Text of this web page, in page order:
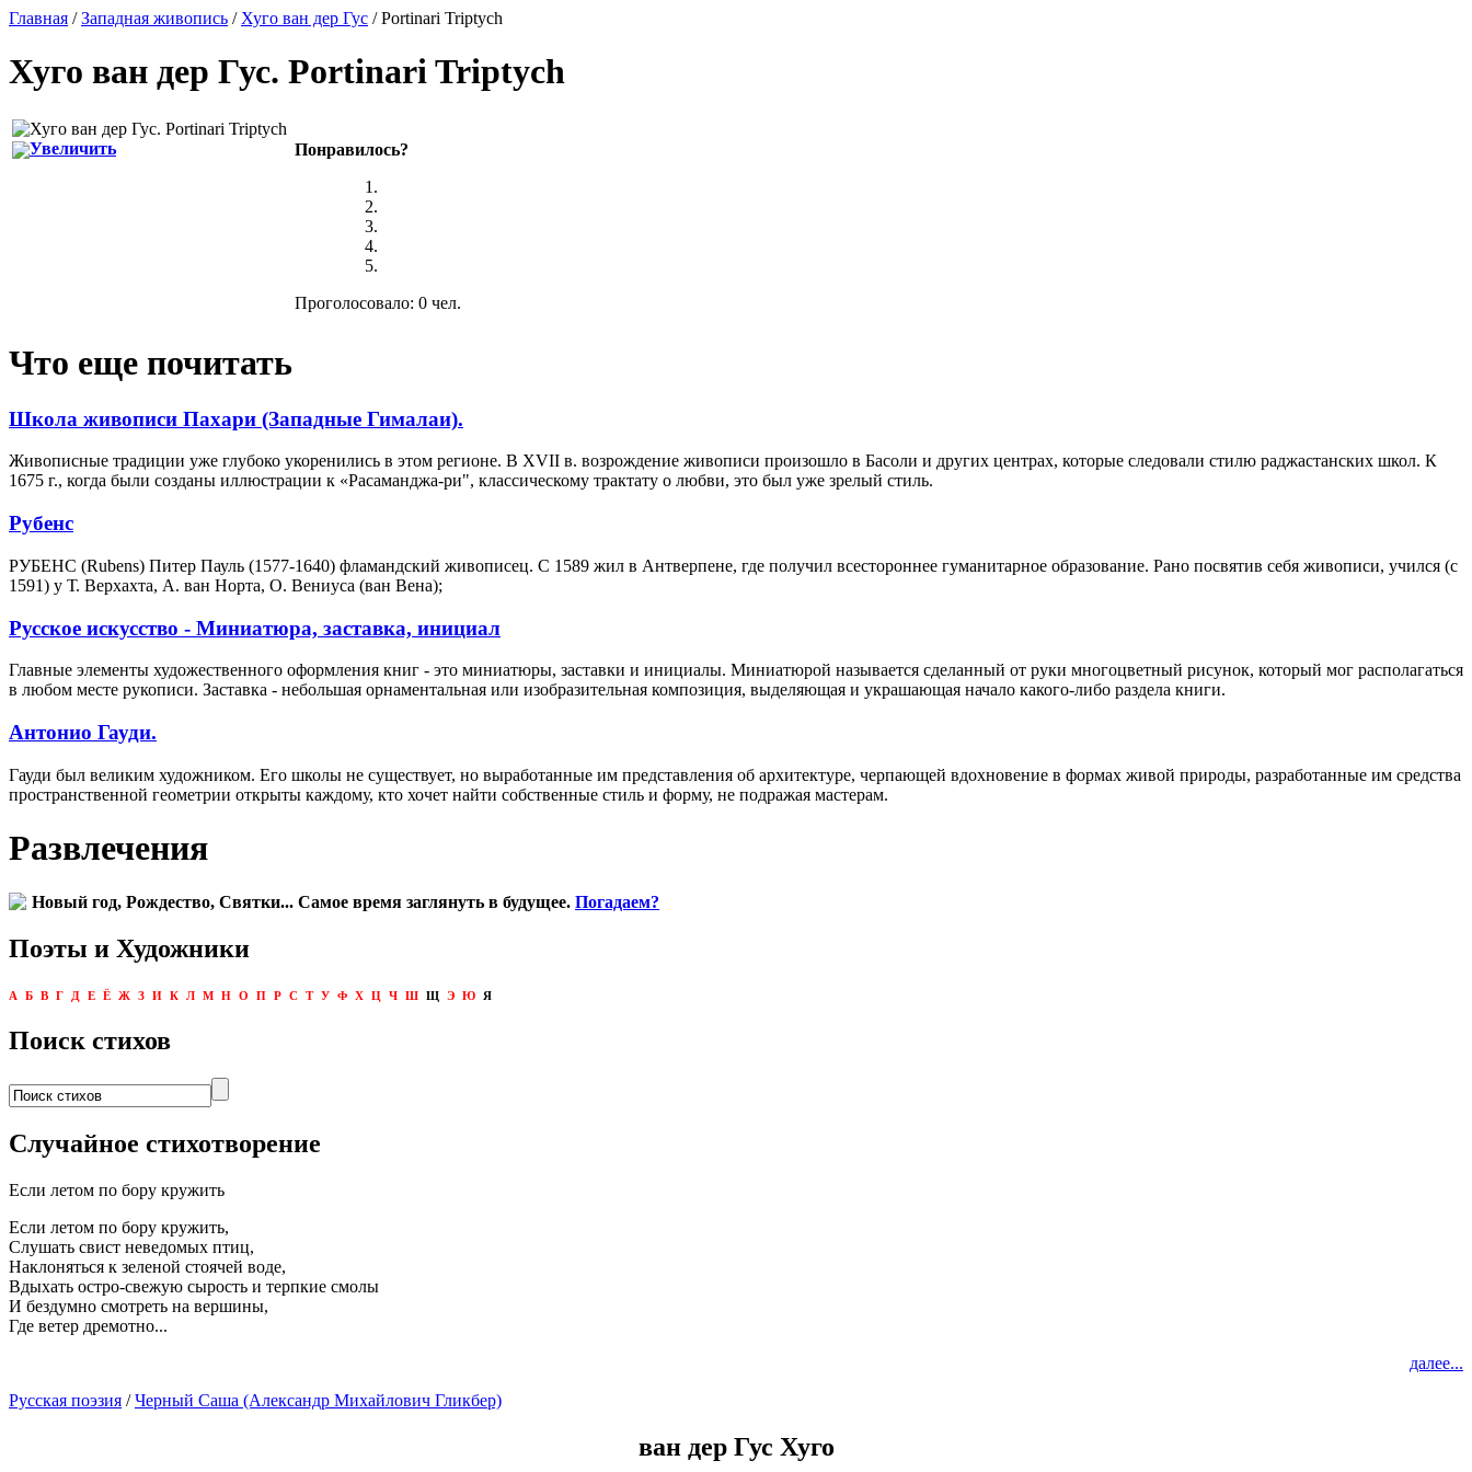
Главная /Западная живопись / Хуго ван дер Гус / Portinari Triptych
Хуго ван дер Гус. Portinari Triptych
Увеличить Понравилось?
Проголосовало: 0 чел.
Что еще почитать
Школа живописи Пахари (Западные Гималаи).
Живописные традиции уже глубоко укоренились в этом регионе. В XVII в. возрождение живописи произошло в Басоли и других центрах, которые следовали стилю раджастанских школ. К
1675 г., когда были созданы иллюстрации к «Расаманджа-ри", классическому трактату о любви, это был уже зрелый стиль.
Рубенс
РУБЕНС (Rubens) Питер Пауль (1577-1640) фламандский живописец. С 1589 жил в Антверпене, где получил всестороннее гуманитарное образование. Рано посвятив себя живописи, учился (с
1591) у Т. Верхахта, А. ван Норта, О. Вениуса (ван Вена);
Русское искусство - Миниатюра, заставка, инициал
Главные элементы художественного оформления книг - это миниатюры, заставки и инициалы. Миниатюрой называется сделанный от руки многоцветный рисунок, который мог располагаться
в любом месте рукописи. Заставка - небольшая орнаментальная или изобразительная композиция, выделяющая и украшающая начало какого-либо раздела книги.
Антонио Гауди.
Гауди был великим художником. Его школы не существует, но выработанные им представления об архитектуре, черпающей вдохновение в формах живой природы, разработанные им средства
пространственной геометрии открыты каждому, кто хочет найти собственные стиль и форму, не подражая мастерам.
Развлечения
Новый год, Рождество, Святки... Самое время заглянуть в будущее. Погадаем?
Поэты и Художники
А Б В Г Д Е Ё Ж З И К Л М Н О П Р С Т У Ф Х Ц Ч Ш Щ Э Ю Я
Поиск стихов
Случайное стихотворение
Если летом по бору кружить
Если летом по бору кружить,
Слушать свист неведомых птиц,
Наклоняться к зеленой стоячей воде,
Вдыхать остро-свежую сырость и терпкие смолы
И бездумно смотреть на вершины,
Где ветер дремотно...
далее...
Русская поэзия /Черный Саша (Александр Михайлович Гликбер)
ван дер Гус Хуго